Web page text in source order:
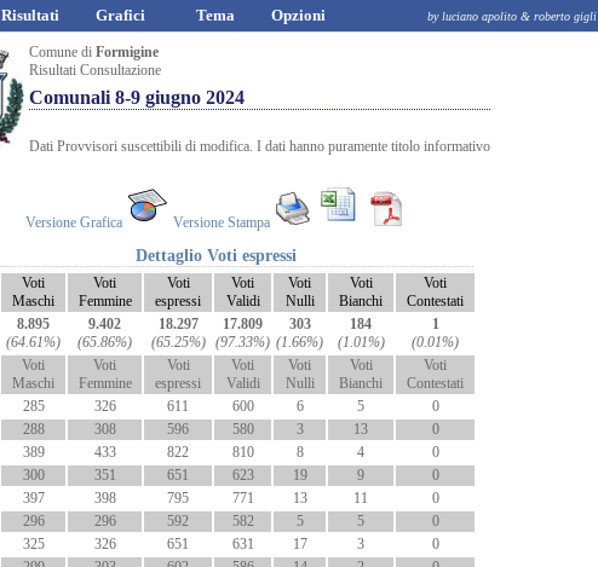
Risultati Grafici Tema Opzioni by luciano apolito & roberto gigli
Comune di Formigine
Risultati Consultazione
Comunali 8-9 giugno 2024
Dati Provvisori suscettibili di modifica. I dati hanno puramente titolo informativo
Versione Grafica Versione Stampa
Dettaglio Voti espressi
Voti
Maschi
Voti
Femmine
Voti
espressi
Voti
Validi
Voti
Nulli
Voti
Bianchi
Voti
Contestati
8.895
(64.61%)
9.402
(65.86%)
18.297
(65.25%)
17.809
(97.33%)
303
(1.66%)
184
(1.01%)
1
(0.01%)
Voti
Maschi
Voti
Femmine
Voti
espressi
Voti
Validi
Voti
Nulli
Voti
Bianchi
Voti
Contestati
285 326 611 600 6 5
0
288 308 596 580 3 13
0
389 433 822 810 8 4
0
300 351 651 623 19 9
0
397 398 795 771 13 11
0
296 296 592 582 5 5
0
325 326 651 631 17 3
0